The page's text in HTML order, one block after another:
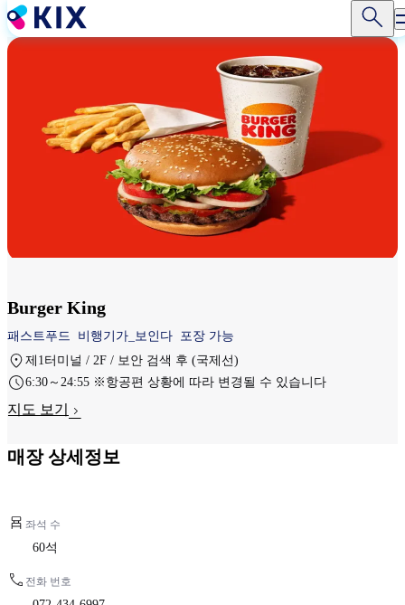
주
요
콘
Burger King
패스트푸드 비행기가_보인다 포장 가능
제1터미널 / 2F / 보안 검색 후 (국제선)
6:30～24:55 ※항공편 상황에 따라 변경될 수 있습니다
지도 보기
매장 상세정보
좌석 수
60석
전화 번호